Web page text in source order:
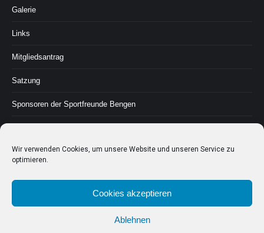
Wir verwenden Cookies, um unsere Website und unseren Service zu
optimieren.
Cookies akzeptieren
Ablehnen
Galerie
Links
Mitgliedsantrag
Satzung
Sponsoren der Sportfreunde Bengen
Geschichte
Kontakt & Impressum
Cookie-Richtlinie (EU)